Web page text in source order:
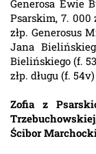
Generosa Ewie
Psarskim, 7. 000
złp. Generosus
Jana
Bielińskiego (f.
złp. długu (f. 54v)
Zofia z
Ścibor